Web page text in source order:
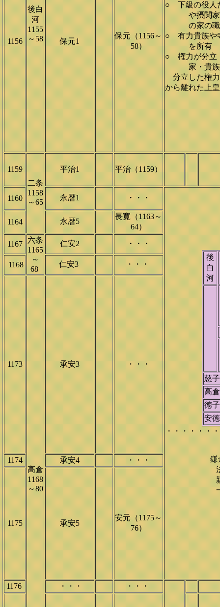
後白
河
1155
～58
1156 保元1
保元（1156～
58）
○ 下級の役人
や摂関家
の家の職
○ 有力貴族や
を所有
○ 権力が分立
家・貴族
分立した権力
から離れた上
1159
二条
1158
～65
平治1 平治（1159）
1160 永暦1 ・・・
後
白
河
慈
高
徳
安
・・・・・・
鎌
1164 永暦5
長寛（1163～
64）
1167
六条
1165
～
68
仁安2 ・・・
1168 仁安3 ・・・
1173
高倉
1168
～80
承安3 ・・・
1174 承安4 ・・・
1175 承安5
安元（1175～
76）
1176 ・・・ ・・・